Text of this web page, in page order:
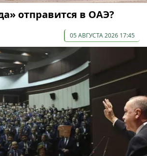
отправится в ОАЭ?
05 АВГУСТА 2026 17:45